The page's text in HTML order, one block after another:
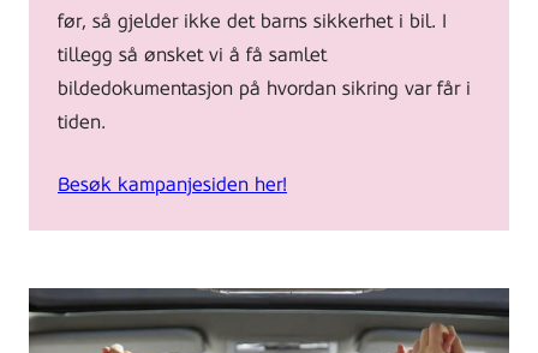
før, så gjelder ikke det barns sikkerhet i bil. I
tillegg så ønsket vi å få samlet
bildedokumentasjon på hvordan sikring var får i
tiden.
Besøk kampanjesiden her!